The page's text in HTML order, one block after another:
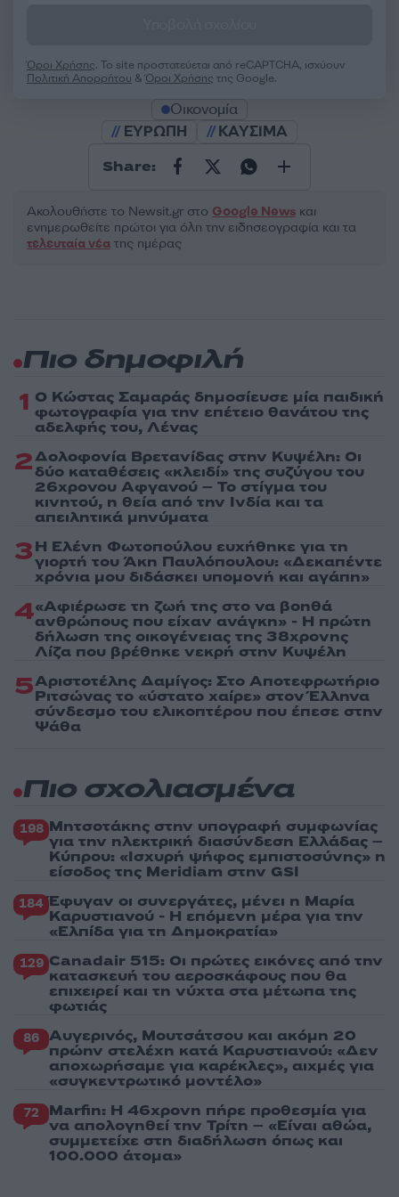
Όροι Χρήσης. Το site προστατεύεται από reCAPTCHA, ισχύουν
Πολιτική Απορρήτου &Όροι Χρήσης της Google.
Οικονομία
ΕΥΡΩΠΗ
ΚΑΥΣΙΜΑ
Share:
Ακολουθήστε το Νewsit.gr στο Google News και
ενημερωθείτε πρώτοι για όλη την ειδησεογραφία και τα
τελευταία νέα της ημέρας
Πιο δημοφιλή
1 Ο Κώστας Σαμαράς δημοσίευσε μία παιδική
φωτογραφία για την επέτειο θανάτου της
αδελφής του, Λένας
2Δολοφονία Βρετανίδας στην Κυψέλη: Οι
δύο καταθέσεις «κλειδί» της συζύγου του
26χρονου Αφγανού – Το στίγμα του
κινητού, η θεία από την Ινδία και τα
απειλητικά μηνύματα
3Η Ελένη Φωτοπούλου ευχήθηκε για τη
γιορτή του Άκη Παυλόπουλου: «Δεκαπέντε
χρόνια μου διδάσκει υπομονή και αγάπη»
4«Αφιέρωσε τη ζωή της στο να βοηθά
ανθρώπους που είχαν ανάγκη» - Η πρώτη
δήλωση της οικογένειας της 38χρονης
Λίζα που βρέθηκε νεκρή στην Κυψέλη
5Αριστοτέλης Δαμίγος: Στο Αποτεφρωτήριο
Ριτσώνας το «ύστατο χαίρε» στον Έλληνα
σύνδεσμο του ελικοπτέρου που έπεσε στην
Ψάθα
Πιο σχολιασμένα
198 Μητσοτάκης στην υπογραφή συμφωνίας
για την ηλεκτρική διασύνδεση Ελλάδας –
Κύπρου: «Ισχυρή ψήφος εμπιστοσύνης» η
είσοδος της Meridiam στην GSI
184 Έφυγαν οι συνεργάτες, μένει η Μαρία
Καρυστιανού - Η επόμενη μέρα για την
«Ελπίδα για τη Δημοκρατία»
129 Canadair 515: Οι πρώτες εικόνες από την
κατασκευή του αεροσκάφους που θα
επιχειρεί και τη νύχτα στα μέτωπα της
φωτιάς
86 Αυγερινός, Μουτσάτσου και ακόμη 20
πρώην στελέχη κατά Καρυστιανού: «Δεν
αποχωρήσαμε για καρέκλες», αιχμές για
«συγκεντρωτικό μοντέλο»
72 Marfin: Η 46χρονη πήρε προθεσμία για
να απολογηθεί την Τρίτη – «Είναι αθώα,
συμμετείχε στη διαδήλωση όπως και
100.000 άτομα»